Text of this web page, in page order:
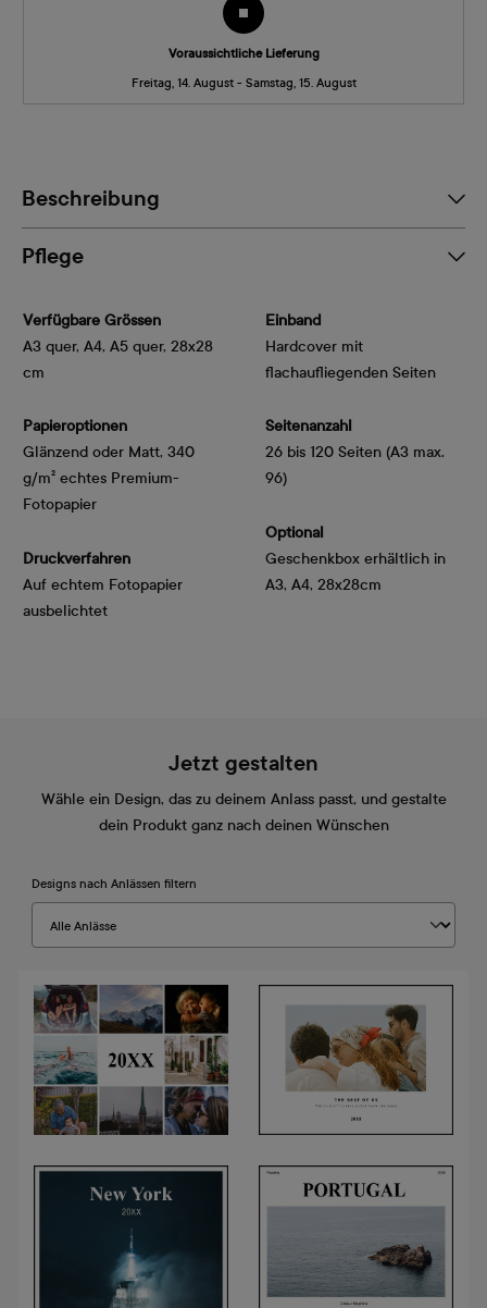
Voraussichtliche Lieferung
Freitag, 14. August - Samstag, 15. August
Beschreibung
Pflege
Verfügbare Grössen
A3 quer, A4, A5 quer, 28x28
cm
Papieroptionen
Glänzend oder Matt, 340
g/m² echtes Premium-
Fotopapier
Druckverfahren
Auf echtem Fotopapier
ausbelichtet
Einband
Hardcover mit
flachaufliegenden Seiten
Seitenanzahl
26 bis 120 Seiten (A3 max.
96)
Optional
Geschenkbox erhältlich in
A3, A4, 28x28cm
Jetzt gestalten
Wähle ein Design, das zu deinem Anlass passt, und gestalte
dein Produkt ganz nach deinen Wünschen
Designs nach Anlässen filtern